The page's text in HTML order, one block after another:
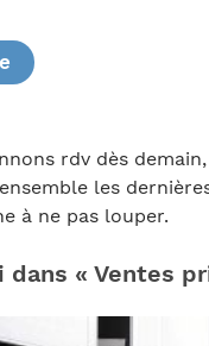
rdv dès
les
à ne pas louper.
dans « Ventes